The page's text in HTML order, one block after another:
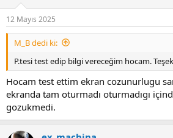
12 Mayıs 2025
M_B dedi ki:
P.tesi test edip bilgi vereceğim hocam.
Hocam test ettim ekran cozunurlugu
ekranda tam oturmadı oturmadıgı
gozukmedi.